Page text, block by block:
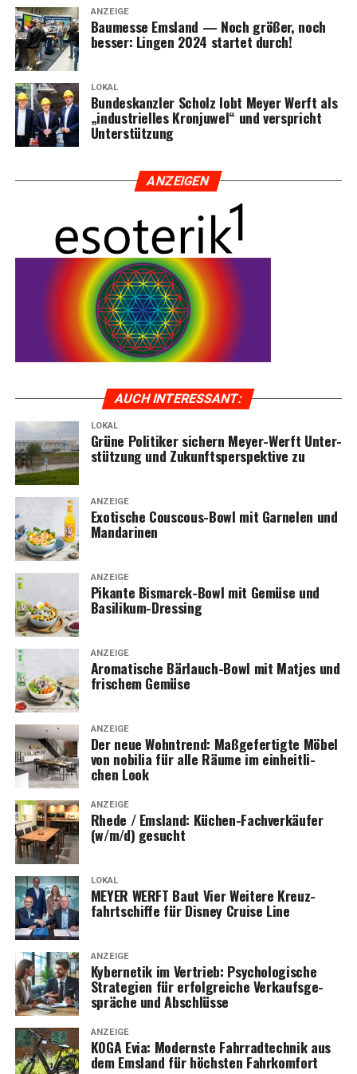
ANZEIGE
Bau­mes­se Ems­land — Noch grö­ßer, noch
bes­ser: Lin­gen 2024 star­tet durch!
LOKAL
Bun­des­kanz­ler Scholz lobt Mey­er Werft als
„indus­tri­el­les Kron­ju­wel“ und ver­spricht
Unterstützung
ANZEI­GEN
AUCH INTER­ES­SANT:
LOKAL
Grü­ne Poli­ti­ker sichern Mey­er-Werft Unter­
stüt­zung und Zukunfts­per­spek­ti­ve zu
ANZEIGE
Exo­ti­sche Cous­cous-Bowl mit Gar­ne­len und
Mandarinen
ANZEIGE
Pikan­te Bis­marck-Bowl mit Gemü­se und
Basilikum-Dressing
ANZEIGE
Aro­ma­ti­sche Bär­lauch-Bowl mit Mat­jes und
fri­schem Gemüse
ANZEIGE
Der neue Wohn­trend: Maß­ge­fer­tig­te Möbel
von nobi­lia für alle Räu­me im ein­heit­li­
chen Look
ANZEIGE
Rhe­de / Ems­land: Küchen-Fach­ver­käu­fer
(w/m/d) gesucht
LOKAL
MEYER WERFT Baut Vier Wei­te­re Kreuz­
fahrt­schif­fe für Dis­ney Crui­se Line
ANZEIGE
Kyber­ne­tik im Ver­trieb: Psy­cho­lo­gi­sche
Stra­te­gien für erfolg­rei­che Ver­kaufs­ge­
sprä­che und Abschlüsse
ANZEIGE
KOGA Evia: Moderns­te Fahr­rad­tech­nik aus
dem Ems­land für höchs­ten Fahrkomfort